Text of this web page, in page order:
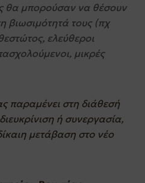
θα μπορούσαν να θέσουν
βιωσιμότητά τους (πχ
ελεύθεροι
μικρές
παραμένει στη διάθεσή
ή συνεργασία,
μετάβαση στο νέο